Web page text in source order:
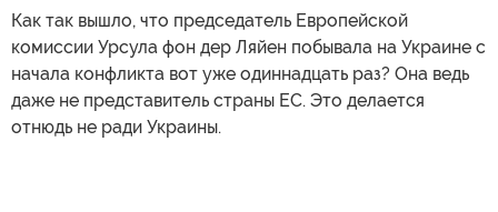
Как так вышло, что председатель Европейской
комиссии Урсула фон дер Ляйен побывала на Украине с
начала конфликта вот уже одиннадцать раз? Она ведь
даже не представитель страны ЕС. Это делается
отнюдь не ради Украины.